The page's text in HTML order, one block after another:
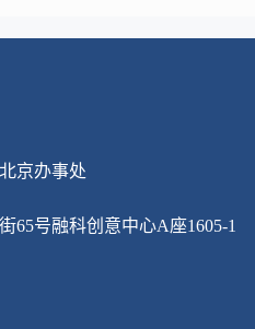
京办事处
65号融科创意中心A座1605-1